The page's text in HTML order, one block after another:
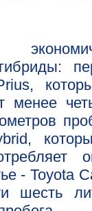
менее
- Toyota
шесть